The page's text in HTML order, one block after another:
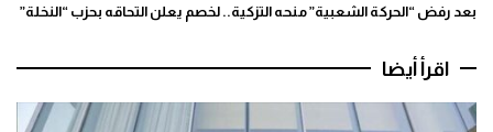
بعد رفض “الحركة الشعبية” منحه التزكية.. لخصم يعلن التحاقه بحزب “النخلة”
اقرأ أيضا